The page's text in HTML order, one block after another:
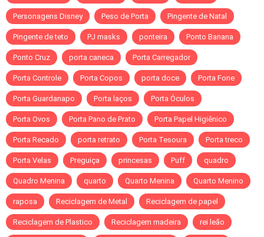
Personagens Disney Peso de Porta Pingente de Natal
Pingente de teto PJ masks ponteira Ponto Banana
Ponto Cruz porta caneca Porta Carregador
Porta Controle Porta Copos porta doce Porta Fone
Porta Guardanapo Porta laços Porta Óculos
Porta Ovos Porta Pano de Prato Porta Papel Higiênico
Porta Recado porta retrato Porta Tesoura Porta treco
Porta Velas Preguiça princesas Puff quadro
Quadro Menina quarto Quarto Menina Quarto Menino
raposa Reciclagem de Metal Reciclagem de papel
Reciclagem de Plastico Reciclagem madeira rei leão